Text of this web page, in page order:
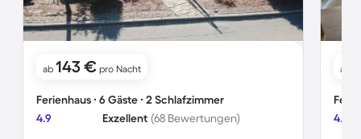
ab 143 € pro Nacht
Ferienhaus ∙ 6 Gäste ∙ 2 Schlafzimmer
4.9
Exzellent (68 Bewertungen)
ab
4.8